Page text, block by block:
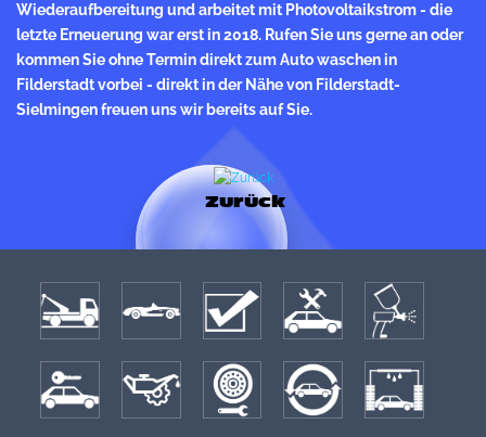
Wiederaufbereitung und arbeitet mit Photovoltaikstrom - die
letzte Erneuerung war erst in 2018. Rufen Sie uns gerne an oder
kommen Sie ohne Termin direkt zum Auto waschen in
Filderstadt vorbei - direkt in der Nähe von Filderstadt-
Sielmingen freuen uns wir bereits auf Sie.
Zurück